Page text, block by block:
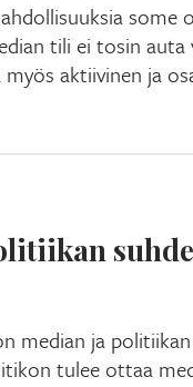
some
tili ei tosin auta
aktiivinen ja
median ja
tulee ottaa